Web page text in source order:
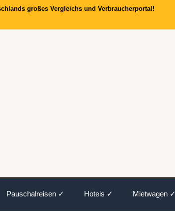
großes Vergleichs und Verbraucherportal!
Pauschalreisen ✓ Hotels ✓ Mietwagen ✓